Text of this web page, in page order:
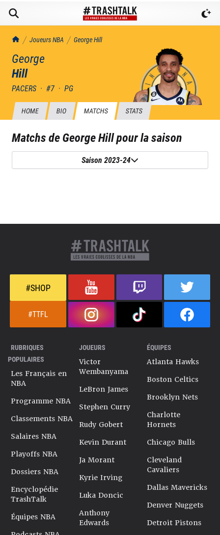
TrashTalk Actu NBA
Joueurs NBA GeorgeHill
George
Hill
PACERS · #7 · PG
HOME BIO MATCHS STATS
Matchs deGeorge Hillpour la saison
Saison 2023-24
#SHOP
#TTFL
RUBRIQUES
POPULAIRES
Les Français en
NBA
Programme NBA
Classements NBA
Salaires NBA
Playoffs NBA
Dossiers NBA
Encyclopédie
TrashTalk
Équipes NBA
JOUEURS
Victor
Wembanyama
LeBron James
Stephen Curry
Rudy Gobert
Kevin Durant
Ja Morant
Kyrie Irving
Luka Doncic
Anthony
Edwards
ÉQUIPES
Atlanta Hawks
Boston Celtics
Brooklyn Nets
Charlotte
Hornets
Chicago Bulls
Cleveland
Cavaliers
Dallas Mavericks
Denver Nuggets
Detroit Pistons